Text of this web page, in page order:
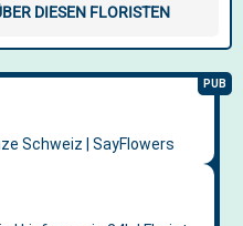
DIESEN FLORISTEN